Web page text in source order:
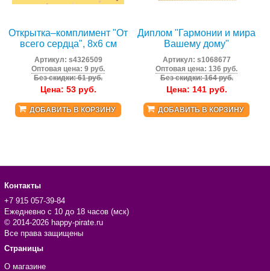
Открытка‒комплимент "От
всего сердца", 8х6 см
Артикул: s4326509
Оптовая цена: 9 руб.
Без скидки: 61 руб.
Цена: 53руб.
ДОБАВИТЬ В КОРЗИНУ
Диплом "Гармонии и мира
Вашему дому"
Артикул: s1068677
Оптовая цена: 136 руб.
Без скидки: 164 руб.
Цена: 141руб.
ДОБАВИТЬ В КОРЗИНУ
Контакты
+7 915 057-39-84
Ежедневно с 10 до 18 часов (мск)
© 2014-2026 happy-pirate.ru
Все права защищены
Страницы
О магазине